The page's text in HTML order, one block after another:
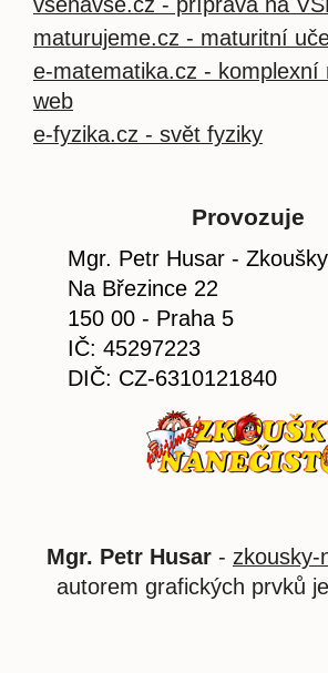
maturujeme.cz - maturitní
e-matematika.cz - komplexní
web
e-fyzika.cz - svět fyziky
Provozuje
Mgr. Petr Husar -
Na Březince 22
150 00 - Praha 5
IČ: 45297223
DIČ: CZ-6310121840
Mgr. Petr Husar - zkousky-
autorem grafických prvků je